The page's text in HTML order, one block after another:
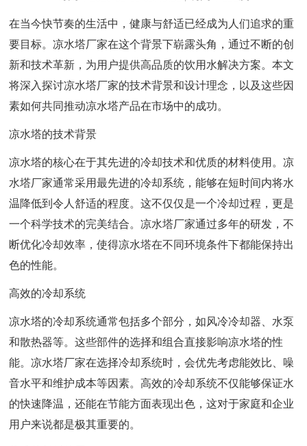
在当今快节奏的生活中，健康与舒适已经成为人们追求的重
要目标。凉水塔厂家在这个背景下崭露头角，通过不断的创
新和技术革新，为用户提供高品质的饮用水解决方案。本文
将深入探讨凉水塔厂家的技术背景和设计理念，以及这些因
素如何共同推动凉水塔产品在市场中的成功。
凉水塔的技术背景
凉水塔的核心在于其先进的冷却技术和优质的材料使用。凉
水塔厂家通常采用最先进的冷却系统，能够在短时间内将水
温降低到令人舒适的程度。这不仅仅是一个冷却过程，更是
一个科学技术的完美结合。凉水塔厂家通过多年的研发，不
断优化冷却效率，使得凉水塔在不同环境条件下都能保持出
色的性能。
高效的冷却系统
凉水塔的冷却系统通常包括多个部分，如风冷冷却器、水泵
和散热器等。这些部件的选择和组合直接影响凉水塔的性
能。凉水塔厂家在选择冷却系统时，会优先考虑能效比、噪
音水平和维护成本等因素。高效的冷却系统不仅能够保证水
的快速降温，还能在节能方面表现出色，这对于家庭和企业
用户来说都是极其重要的。